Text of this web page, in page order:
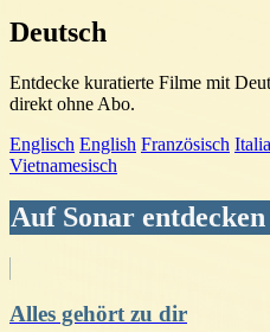
Deutsch
Entdecke kuratierte Filme mit
direkt ohne Abo.
Englisch English Französisch
Vietnamesisch
Auf Sonar entdecken
Alles gehört zu dir